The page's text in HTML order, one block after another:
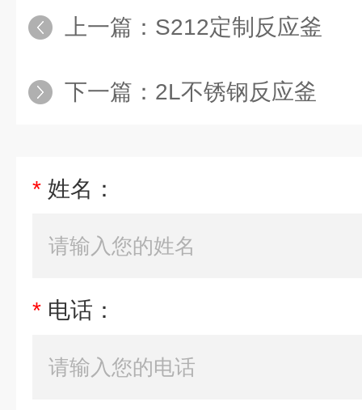
上一篇： S212定制反应釜
下一篇： 2L不锈钢反应釜
* 姓名：
* 电话：